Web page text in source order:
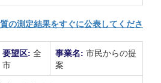
の測定結果をすぐに公表してくださ
要望区: 全
市
事業名: 市民からの提
案